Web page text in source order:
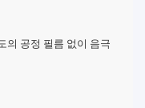
의 공정 필름 없이 음극